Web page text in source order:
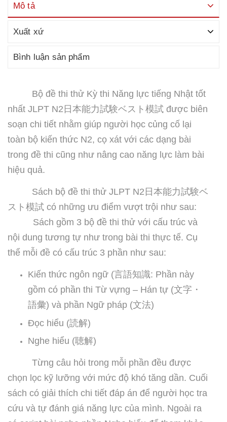
Mô tả
Xuất xứ
Bình luận sản phẩm
Bộ đề thi thử Kỳ thi Năng lực tiếng Nhật tốt
nhất JLPT N2 日本能力試験ベスト模試 được biên
soạn chi tiết nhằm giúp người học củng cố lại
toàn bộ kiến thức N2, cọ xát với các dạng bài
trong đề thi cũng như nâng cao năng lực làm bài
hiệu quả.
Sách bộ đề thi thử JLPT N2 日本能力試験ベ
スト模試 có những ưu điểm vượt trội như sau:
Sách gồm 3 bộ đề thi thử với cấu trúc và
nội dung tương tự như trong bài thi thực tế. Cụ
thể mỗi đề có cấu trúc 3 phần như sau:
Kiến thức ngôn ngữ (言語知識: Phần này
gồm có phần thi Từ vựng – Hán tự (文字・
語彙) và phần Ngữ pháp (文法)
Đọc hiểu (読解)
Nghe hiểu (聴解)
Từng câu hỏi trong mỗi phần đều được
chọn lọc kỹ lưỡng với mức độ khó tăng dần. Cuối
sách có giải thích chi tiết đáp án để người học tra
cứu và tự đánh giá năng lực của mình. Ngoài ra